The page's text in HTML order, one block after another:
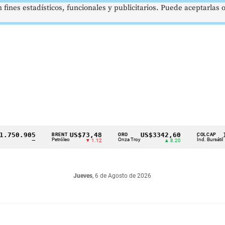
Petróleo
US$73,48
▼ 1.12 Onza Troy
US$3342,60 COLCAP
Índ. Bursátil
Jueves, 6 de Agosto de 2026
estadísticos, funcionales y publicitarios. Puede aceptarlas